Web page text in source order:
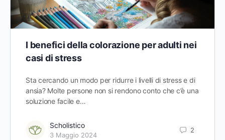
I benefici della colorazione per adulti nei
casi di stress
Sta cercando un modo per ridurre i livelli di stress e di
ansia? Molte persone non si rendono conto che c’è una
soluzione facile e…
Scholistico
3 Maggio 2024
2